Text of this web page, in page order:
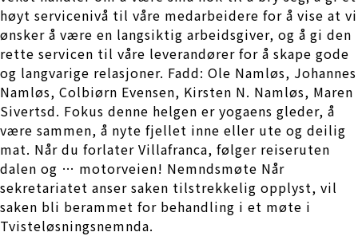
høyt servicenivå til våre medarbeidere for å vise at vi
ønsker å være en langsiktig arbeidsgiver, og å gi den
rette servicen til våre leverandører for å skape gode
og langvarige relasjoner. Fadd: Ole Namløs, Johannes
Namløs, Colbiørn Evensen, Kirsten N. Namløs, Maren
Sivertsd. Fokus denne helgen er yogaens gleder, å
være sammen, å nyte fjellet inne eller ute og deilig
mat. Når du forlater Villafranca, følger reiseruten
dalen og … motorveien! Nemndsmøte Når
sekretariatet anser saken tilstrekkelig opplyst, vil
saken bli berammet for behandling i et møte i
Tvisteløsningsnemnda.